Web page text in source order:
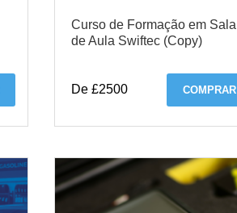
Curso de Formação em Sala
de Aula Swiftec (Copy)
De £2500 COMPRAR